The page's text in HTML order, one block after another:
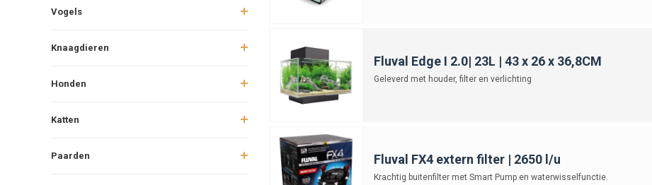
Vogels
Knaagdieren
Honden
Katten
Paarden
Fluval Edge I 2.0| 23L | 43 x 26 x 36,8CM
Geleverd met houder, filter en verlichting
Fluval FX4 extern filter | 2650 l/u
Krachtig buitenfilter met Smart Pump en waterwisselfunctie.